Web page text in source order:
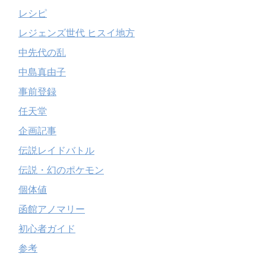
レシピ
レジェンズ世代 ヒスイ地方
中先代の乱
中島真由子
事前登録
任天堂
企画記事
伝説レイドバトル
伝説・幻のポケモン
個体値
函館アノマリー
初心者ガイド
参考